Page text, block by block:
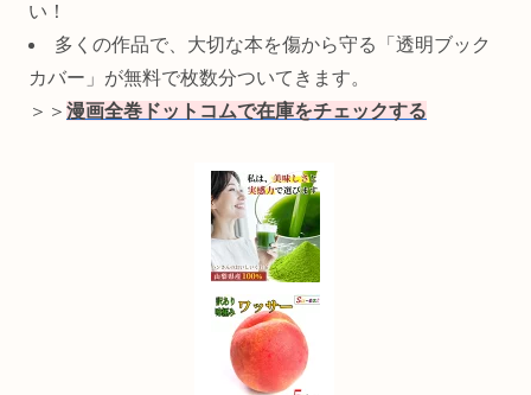
い！
多くの作品で、大切な本を傷から守る「透明ブック
カバー」が無料で枚数分ついてきます。
＞＞ 漫画全巻ドットコムで在庫をチェックする